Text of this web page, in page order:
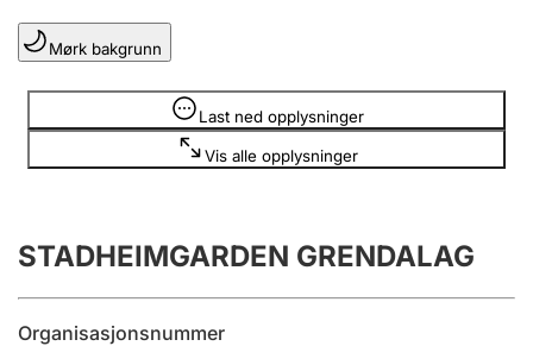
Lag og forening
Registrere, endre, slette
Innsending og forsinkelsesgebyr
Mørk bakgrunn
Last ned opplysninger
Vis alle opplysninger
Opplysninger er skjult
STADHEIMGARDEN GRENDALAG
Organisasjonsnummer